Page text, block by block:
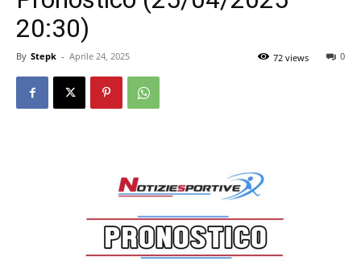
20:30)
By Stepk - Aprile 24, 2025 0
72 views